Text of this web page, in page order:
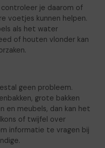
controleer je daarom of
voetjes kunnen helpen.
als het water
of houten vlonder kan
geen probleem.
grote bakken
en meubels, dan kan het
of twijfel over
informatie te vragen bij